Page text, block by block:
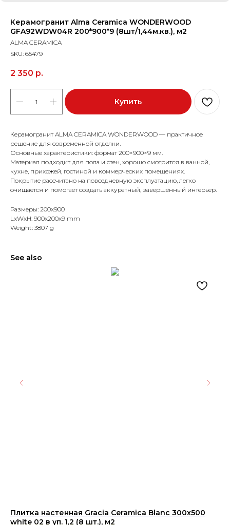
Керамогранит Alma Ceramica WONDERWOOD
GFA92WDW04R 200*900*9 (8шт/1,44м.кв.), м2
ALMA CERAMICA
SKU: 65479
2 350 р.
Купить
Керамогранит ALMA CERAMICA WONDERWOOD — практичное
решение для современной отделки.
Основные характеристики: формат 200×900×9 мм.
Материал подходит для пола и стен, хорошо смотрится в ванной,
кухне, прихожей, гостиной и коммерческих помещениях.
Покрытие рассчитано на повседневную эксплуатацию, легко
очищается и помогает создать аккуратный, завершённый интерьер.
Размеры: 200x900
LxWxH: 900x200x9 mm
Weight: 3807 g
See also
Плитка настенная Gracia Ceramica Blanc 300х500
white 02 в уп. 1,2 (8 шт.), м2